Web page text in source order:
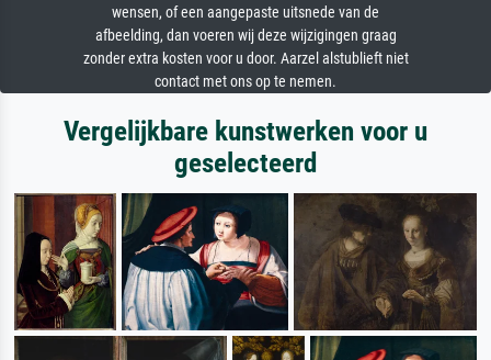
wensen, of een aangepaste uitsnede van de
afbeelding, dan voeren wij deze wijzigingen graag
zonder extra kosten voor u door. Aarzel alstublieft niet
contact met ons op te nemen.
Vergelijkbare kunstwerken voor u
geselecteerd